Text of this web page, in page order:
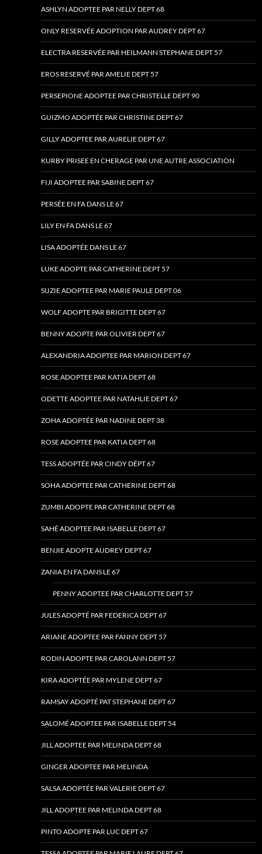
ASHLYN ADOPTEE PAR NELLY DEPT 68
ONLY RESERVÉE ADOPTION PAR AUDREY DEPT 67
ELECTRA RESERVÉE PAR HEILMANN STEPHANE DEPT 57
EROS RESERVÉ PAR AMELIE DEPT 57
PERSEPIONE ADOPTEE PAR CHRISTELLE DEPT 90
GUIZMO ADOPTÉE PAR CHRISTINE DEPT 67
GILLY ADOPTEE PAR AURELIE DEPT 67
KURBY PRISEE EN CHERAGE PAR UNE AUTRE ASSOCIATION
FIJI ADOPTEE PAR SABINE DEPT 67
PERSÉE EN FA DANS LE 67
LILY EN FA DANS LE 67
LISA ADOPTÉE DANS LE 67
LUKE ADOPTE PAR CATHERINE DEPT 57
SUZIE ADOPTEE PAR MARIE PAULE DEPT 06
WOLF ADOPTE PAR BRIGITTE DEPT 67
BENNY ADOPTE PAR OLIVIER DEPT 67
ALEXANDRIA ADOPTEE PAR MARION DEPT 67
ROSE ADOPTEE PAR KATIA DEPT 68
ODETTE ADOPTEE PAR NATAHLIE DEPT 67
ZOHA ADOPTÉE PAR NADINE DEPT 38
ROSE ADOPTEE PAR KATIA DEPT 68
TESS ADOPTÉE PAR CINDY DÉPT 67
SOHA ADOPTEE PAR CATHERINE DEPT 68
ZUMBI ADOPTE PAR CATHERINE DEPT 68
SAHÉ ADOPTEE PAR ISABELLE DEPT 67
BENJIE ADOPTE AUDREY DEPT 67
ZANIA EN FA DANS LE 67
PENNY ADOPTEE PAR CHARLOTTE DEPT 57
JULES ADOPTÉ PAR FEDERICA DEPT 67
ARIANE ADOPTEE PAR FANNY DEPT 57
RODIN ADOPTE PAR CAROLANN DEPT 57
KIRA ADOPTÉE PAR MYLENE DEPT 67
RAMSAY ADOPTÉ PAT STEPHANE DEPT 67
SALOMÉ ADOPTEE PAR ISABELLE DEPT 54
JILL ADOPTEE PAR MELINDA DEPT 68
GINGER ADOPTEE PAR MELINDA
SALSA ADOPTÉE PAR VALERIE DEPT 67
JILL ADOPTEE PAR MELINDA DEPT 68
PINTO ADOPTE PAR LUC DEPT 67